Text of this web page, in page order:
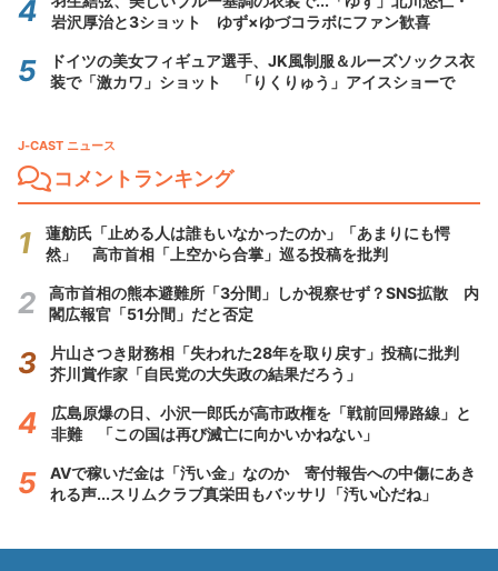
岩沢厚治と3ショット ゆず×ゆづコラボにファン歓喜
ドイツの美女フィギュア選手、JK風制服＆ルーズソックス衣
装で「激カワ」ショット 「りくりゅう」アイスショーで
J-CAST ニュース
コメントランキング
蓮舫氏「止める人は誰もいなかったのか」「あまりにも愕
然」 高市首相「上空から合掌」巡る投稿を批判
高市首相の熊本避難所「3分間」しか視察せず？SNS拡散 内
閣広報官「51分間」だと否定
片山さつき財務相「失われた28年を取り戻す」投稿に批判
芥川賞作家「自民党の大失政の結果だろう」
広島原爆の日、小沢一郎氏が高市政権を「戦前回帰路線」と
非難 「この国は再び滅亡に向かいかねない」
AVで稼いだ金は「汚い金」なのか 寄付報告への中傷にあき
れる声...スリムクラブ真栄田もバッサリ「汚い心だね」